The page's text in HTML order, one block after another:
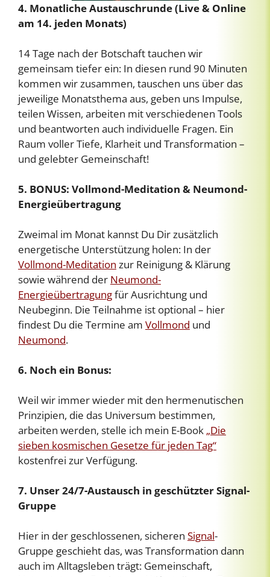
4. Monatliche Austauschrunde (Live & Online
am 14. jeden Monats)
14 Tage nach der Botschaft tauchen wir
gemeinsam tiefer ein: In diesen rund 90 Minuten
kommen wir zusammen, tauschen uns über das
jeweilige Monatsthema aus, geben uns Impulse,
teilen Wissen, arbeiten mit verschiedenen Tools
und beantworten auch individuelle Fragen. Ein
Raum voller Tiefe, Klarheit und Transformation –
und gelebter Gemeinschaft!
5. BONUS: Vollmond-Meditation & Neumond-
Energieübertragung
Zweimal im Monat kannst Du Dir zusätzlich
energetische Unterstützung holen: In der
Vollmond-Meditation zur Reinigung & Klärung
sowie während der Neumond-
Energieübertragungfür Ausrichtung und
Neubeginn. Die Teilnahme ist optional – hier
findest Du die Termine am Vollmond und
Neumond.
6. Noch ein Bonus:
Weil wir immer wieder mit den hermenutischen
Prinzipien, die das Universum bestimmen,
arbeiten werden, stelle ich mein E-Book „Die
sieben kosmischen Gesetze für jeden Tag“
kostenfrei zur Verfügung.
7. Unser 24/7-Austausch in geschützter Signal-
Gruppe
Hier in der geschlossenen, sicheren Signal-
Gruppe geschieht das, was Transformation dann
auch im Alltagsleben trägt: Gemeinschaft,